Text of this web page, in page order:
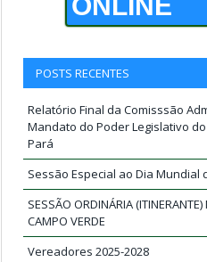
ONLINE
POSTS RECENTES
Relatório Final da Comisssão
Mandato do Poder Legislativo
Pará
Sessão Especial ao Dia Mundial
SESSÃO ORDINÁRIA
CAMPO VERDE
Vereadores 2025-2028